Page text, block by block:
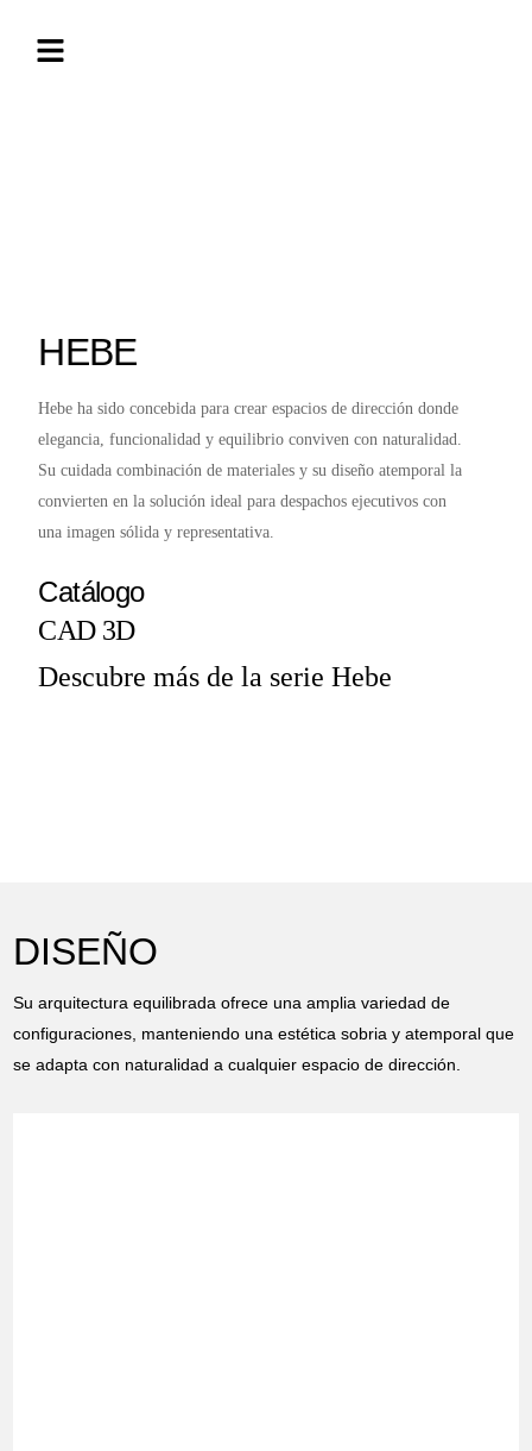
HEBE
Hebe ha sido concebida para crear espacios de dirección donde
elegancia, funcionalidad y equilibrio conviven con naturalidad.
Su cuidada combinación de materiales y su diseño atemporal la
convierten en la solución ideal para despachos ejecutivos con
una imagen sólida y representativa.
Catálogo
CAD 3D
Descubre más de la serie Hebe
DISEÑO
Su arquitectura equilibrada ofrece una amplia variedad de
configuraciones, manteniendo una estética sobria y atemporal que
se adapta con naturalidad a cualquier espacio de dirección.